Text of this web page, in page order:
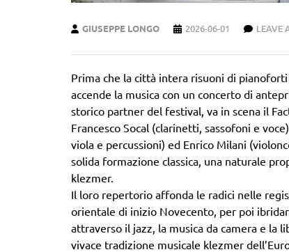
GIUSEPPE LONGO 2026-06-01 LEAVE
Prima che la città intera risuoni di
accende la musica con un concerto di
storico partner del festival, va in scena il
Francesco Socal (clarinetti, sassofoni e
viola e percussioni) ed Enrico Milani
solida formazione classica, una naturale
klezmer.
Il loro repertorio affonda le radici nelle
orientale di inizio Novecento, per poi
attraverso il jazz, la musica da camera e la
vivace tradizione musicale klezmer